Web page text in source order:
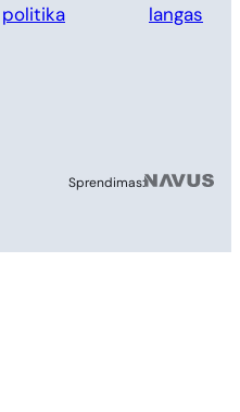
politika
langas
Sprendimas: MB